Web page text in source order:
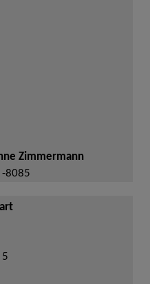
Zimmermann
8085
5